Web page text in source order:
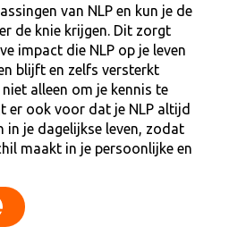
van NLP en kun je de
de knie krijgen. Dit zorgt
impact die NLP op je leven
blijft en zelfs versterkt
alleen om je kennis te
er ook voor dat je NLP altijd
in je dagelijkse leven, zodat
maakt in je persoonlijke en